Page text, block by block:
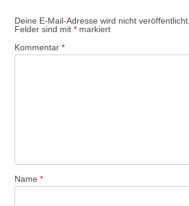
Deine E-Mail-Adresse wird nicht veröffentlicht.
Felder sind mit * markiert
Kommentar *
Name *